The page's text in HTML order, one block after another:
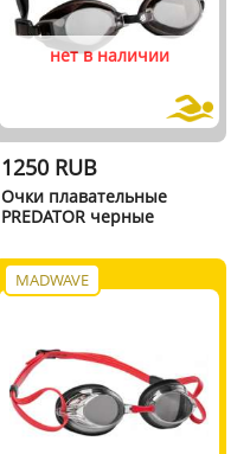
нет в наличии
1250 RUB
Очки плавательные
PREDATOR черные
MADWAVE